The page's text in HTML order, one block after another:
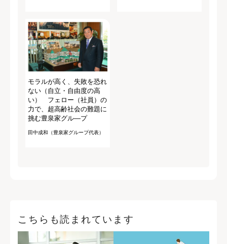
モラルが高く、失敗を恐れ
ない（自立・自由度の高
い） フェロー（社員）の
力で、超高齢社会の難題に
挑む豊泉家グル―プ
田中成和（豊泉家グループ代表）
こちらも読まれています